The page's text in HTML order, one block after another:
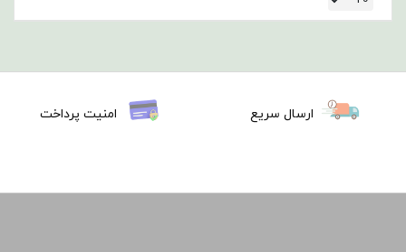
ارسال سریع امنیت پرداخت